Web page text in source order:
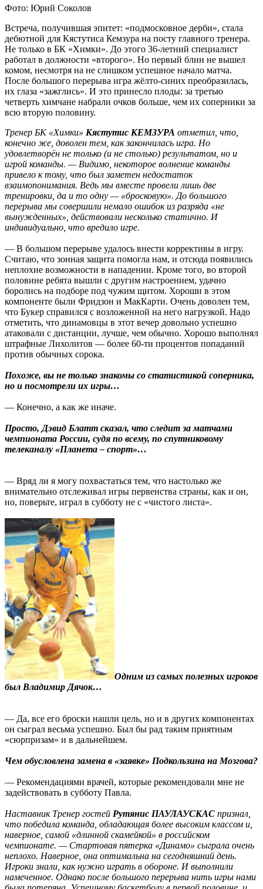
Фото: Юрий Соколов
Встреча, получившая эпитет: «подмосковное дерби», стала
дебютной для Кястутиса Кемзура на посту главного тренера.
Не только в БК «Химки». До этого 36-летний специалист
работал в должности «второго». Но первый блин не вышел
комом, несмотря на не слишком успешное начало матча.
После большого перерыва игра жёлто-синих преобразилась,
их глаза «зажглись». И это принесло плоды: за третью
четверть химчане набрали очков больше, чем их соперники за
всю вторую половину.
Тренер БК «Химки» Кястутис КЕМЗУРА отметил, что,
конечно же, доволен тем, как закончилась игра. Но
удовлетворён не только (и не столько) результатом, но и
игрой команды. — Видимо, некоторое волнение команды
привело к тому, что был заметен недостаток
взаимопонимания. Ведь мы вместе провели лишь две
тренировки, да и то одну — «бросковую». До большого
перерыва мы совершили немало ошибок из разряда «не
вынужденных», действовали несколько статично. И
индивидуально, что вредило игре.
— В большом перерыве удалось внести коррективы в игру.
Считаю, что зонная защита помогла нам, и отсюда появились
неплохие возможности в нападении. Кроме того, во второй
половине ребята вышли с другим настроением, удачно
боролись на подборе под чужим щитом. Хороши в этом
компоненте были Фридзон и МакКарти. Очень доволен тем,
что Букер справился с возложенной на него нагрузкой. Надо
отметить, что динамовцы в этот вечер довольно успешно
атаковали с дистанции, лучше, чем обычно. Хорошо выполнял
штрафные Лихолитов — более 60-ти процентов попаданий
против обычных сорока.
Похоже, вы не только знакомы со статистикой соперника,
но и посмотрели их игры…
— Конечно, а как же иначе.
Просто, Дэвид Блатт сказал, что следит за матчами
чемпионата России, судя по всему, по спутниковому
телеканалу «Планета – спорт»…
— Вряд ли я могу похвастаться тем, что настолько же
внимательно отслеживал игры первенства страны, как и он,
но, поверьте, играл в субботу не с «чистого листа».
Одним из самых полезных игроков
был Владимир Дячок…
— Да, все его броски нашли цель, но и в других компонентах
он сыграл весьма успешно. Был бы рад таким приятным
«сюрпризам» и в дальнейшем.
Чем обусловлена замена в «заявке» Подкользина на Мозгова?
— Рекомендациями врачей, которые рекомендовали мне не
задействовать в субботу Павла.
Наставник Тренер гостей Рутянис ПАУЛАУСКАС признал,
что победила команда, обладающая более высоким классом и,
наверное, самой «длинной скамейкой» в российском
чемпионате. — Стартовая пятерка «Динамо» сыграла очень
неплохо. Наверное, она оптимальна на сегодняшний день.
Игроки знали, как нужно играть в обороне. И выполнили
намеченное. Однако после большого перерыва нить игры нами